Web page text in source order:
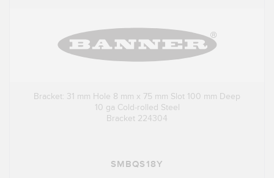
Bracket: 31 mm Hole 8 mm x 75 mm Slot 100 mm Deep
10 ga Cold-rolled Steel
Bracket 224304
SMBQS18Y